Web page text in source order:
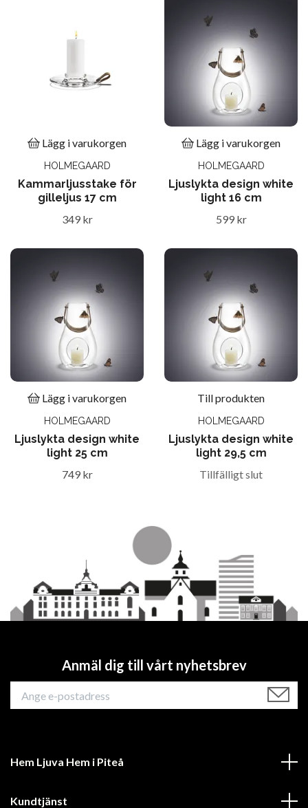
Lägg i varukorgen
HOLMEGAARD
Kammarljusstake för
gilleljus 17 cm
349 kr
Lägg i varukorgen
HOLMEGAARD
Ljuslykta design white
light 16 cm
599 kr
Lägg i varukorgen
HOLMEGAARD
Ljuslykta design white
light 25 cm
749 kr
Till produkten
HOLMEGAARD
Ljuslykta design white
light 29,5 cm
Tillfälligt slut
Anmäl dig till vårt nyhetsbrev
Hem Ljuva Hem i Piteå
Kundtjänst